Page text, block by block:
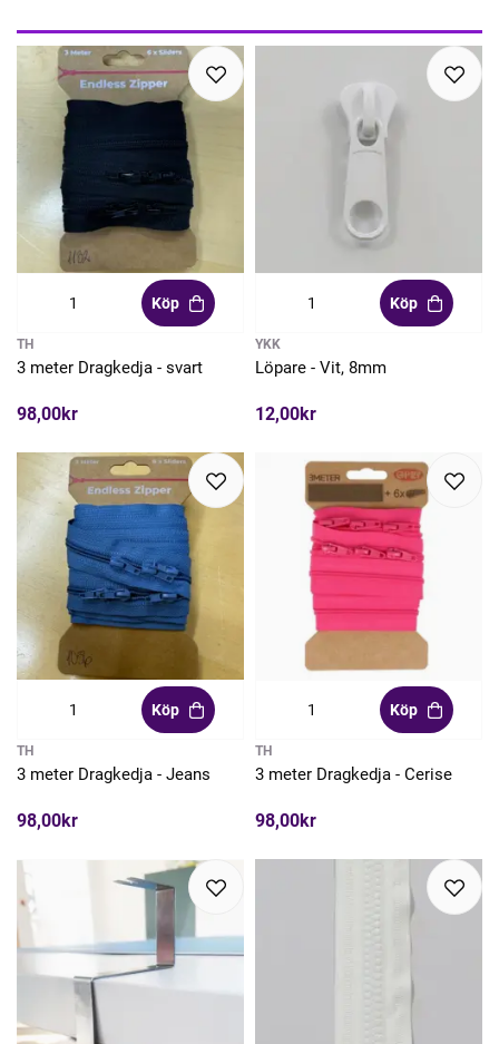
Köp
TH
3 meter Dragkedja - svart
98,00kr
Köp
YKK
Löpare - Vit, 8mm
12,00kr
Köp
TH
3 meter Dragkedja - Jeans
98,00kr
Köp
TH
3 meter Dragkedja - Cerise
98,00kr